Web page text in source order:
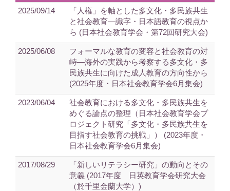
2025/09/14
「人権」を軸とした多文化・多民族共生
と社会教育―識字・日本語教育の視点か
ら (日本社会教育学会・第72回研究大会)
2025/06/08
フォーマルな教育の変容と社会教育の対
峙―海外の実践から考察する多文化・多
民族共生に向けた成人教育の方向性から
(2025年度・日本社会教育学会6月集会)
2023/06/04
社会教育における多文化・多民族共生を
めぐる論点の整理（日本社会教育学会プ
ロジェクト研究「多文化・多民族共生を
目指す社会教育の挑戦」） (2023年度・
日本社会教育学会6月集会)
2017/08/29
「新しいリテラシー研究」の動向とその
意義 (2017年度 日英教育学会研究大会
（於千里金蘭大学）)